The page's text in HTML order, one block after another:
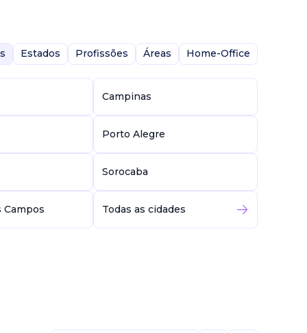
Estados Profissões Áreas Home-Office
Campinas
Porto Alegre
Sorocaba
Campos Todas as cidades